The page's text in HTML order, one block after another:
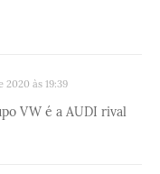
2020 às 19:39
VW é a AUDI rival